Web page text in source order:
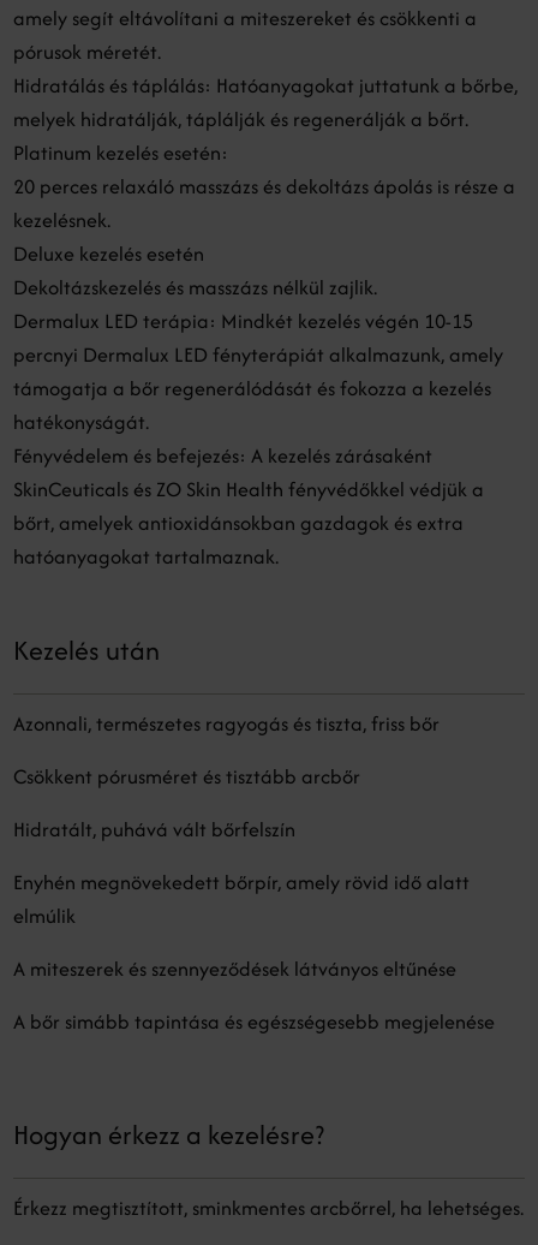
amely segít eltávolítani a miteszereket és csökkenti a
pórusok méretét.
Hidratálás és táplálás: Hatóanyagokat juttatunk a bőrbe,
melyek hidratálják, táplálják és regenerálják a bőrt.
Platinum kezelés esetén:
20 perces relaxáló masszázs és dekoltázs ápolás is része a
kezelésnek.
Deluxe kezelés esetén
Dekoltázskezelés és masszázs nélkül zajlik.
Dermalux LED terápia: Mindkét kezelés végén 10-15
percnyi Dermalux LED fényterápiát alkalmazunk, amely
támogatja a bőr regenerálódását és fokozza a kezelés
hatékonyságát.
Fényvédelem és befejezés: A kezelés zárásaként
SkinCeuticals és ZO Skin Health fényvédőkkel védjük a
bőrt, amelyek antioxidánsokban gazdagok és extra
hatóanyagokat tartalmaznak.
Kezelés után
Azonnali, természetes ragyogás és tiszta, friss bőr
Csökkent pórusméret és tisztább arcbőr
Hidratált, puhává vált bőrfelszín
Enyhén megnövekedett bőrpír, amely rövid idő alatt
elmúlik
A miteszerek és szennyeződések látványos eltűnése
A bőr simább tapintása és egészségesebb megjelenése
Hogyan érkezz a kezelésre?
Érkezz megtisztított, sminkmentes arcbőrrel, ha lehetséges.